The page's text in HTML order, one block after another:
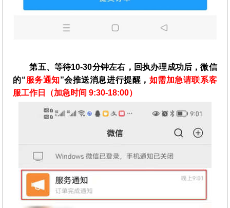
第五、等待10-30分钟左右，回执办理成功后，微信
的“服务通知”会推送消息进行提醒， 如需加急请联系客
服工作日（加急时间 9:30-18:00）